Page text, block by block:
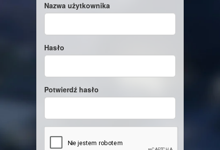
Nazwa użytkownika
Hasło
Potwierdź hasło